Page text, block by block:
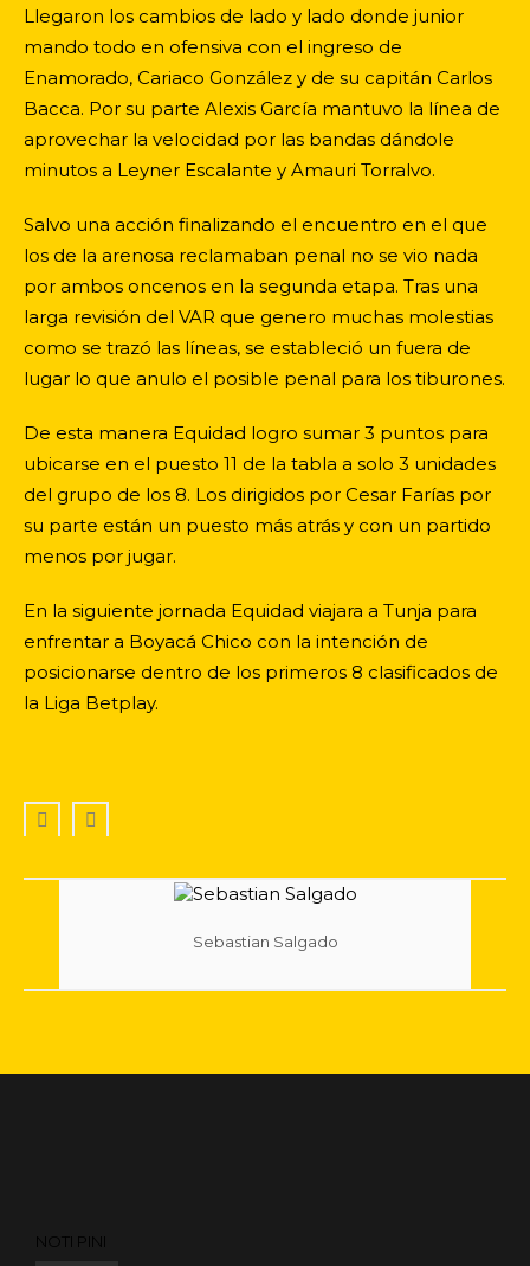
Llegaron los cambios de lado y lado donde junior
mando todo en ofensiva con el ingreso de
Enamorado, Cariaco González y de su capitán Carlos
Bacca. Por su parte Alexis García mantuvo la línea de
aprovechar la velocidad por las bandas dándole
minutos a Leyner Escalante y Amauri Torralvo.
Salvo una acción finalizando el encuentro en el que
los de la arenosa reclamaban penal no se vio nada
por ambos oncenos en la segunda etapa. Tras una
larga revisión del VAR que genero muchas molestias
como se trazó las líneas, se estableció un fuera de
lugar lo que anulo el posible penal para los tiburones.
De esta manera Equidad logro sumar 3 puntos para
ubicarse en el puesto 11 de la tabla a solo 3 unidades
del grupo de los 8. Los dirigidos por Cesar Farías por
su parte están un puesto más atrás y con un partido
menos por jugar.
En la siguiente jornada Equidad viajara a Tunja para
enfrentar a Boyacá Chico con la intención de
posicionarse dentro de los primeros 8 clasificados de
la Liga Betplay.
Sebastian Salgado
NOTI PINI